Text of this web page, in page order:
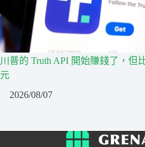
川普的 Truth API 開始賺錢了，但
元
2026/08/07